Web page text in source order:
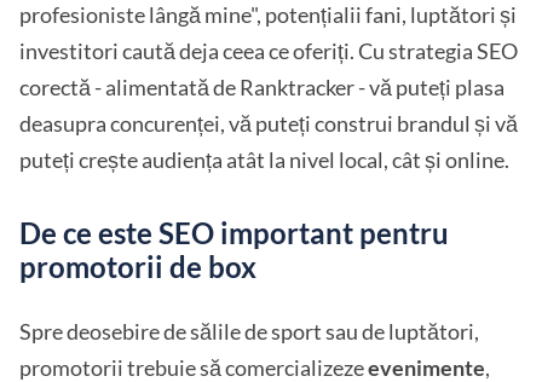
profesioniste lângă mine", potențialii fani, luptători și
investitori caută deja ceea ce oferiți. Cu strategia SEO
corectă - alimentată de Ranktracker - vă puteți plasa
deasupra concurenței, vă puteți construi brandul și vă
puteți crește audiența atât la nivel local, cât și online.
De ce este SEO important pentru
promotorii de box
Spre deosebire de sălile de sport sau de luptători,
promotorii trebuie să comercializezeevenimente,